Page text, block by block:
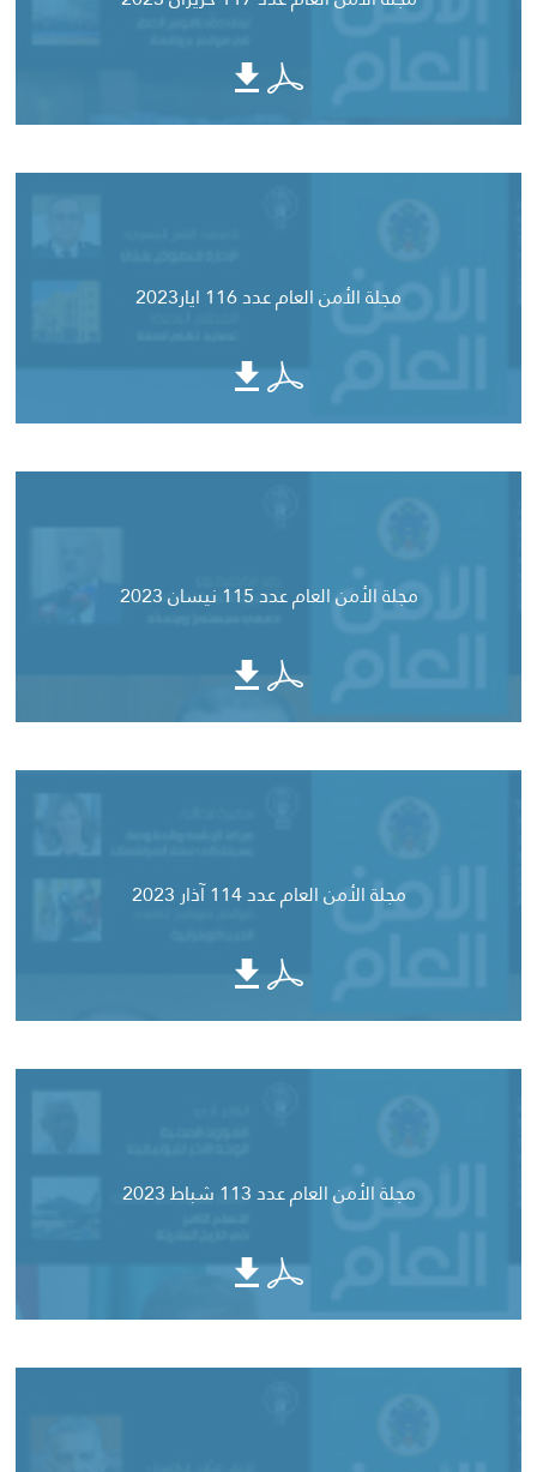
مجلة الأمن العام عدد 116 ايار2023
مجلة الأمن العام عدد 115 نيسان 2023
مجلة الأمن العام عدد 114 آذار 2023
مجلة الأمن العام عدد 113 شباط 2023